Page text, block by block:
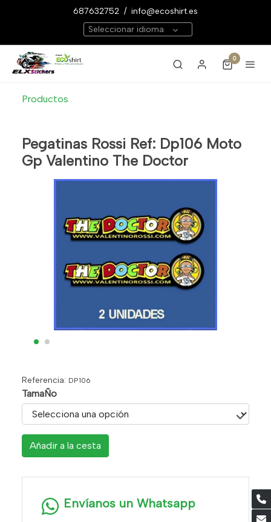
687632752 / info@ecoshirt.es
Seleccionar idioma
0
Productos
Pegatinas Rossi Ref: Dp106 Moto
Gp Valentino The Doctor
Referencia: DP106
TamaÑo
Añadir a la cesta
Envíanos un Whatsapp